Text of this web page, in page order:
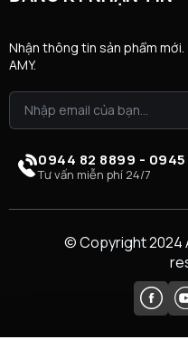
Nhận thông tin sản phẩm
AMY.
0944 82 8899 -
Tư vấn miễn phí 24/7
© Copyright 2024